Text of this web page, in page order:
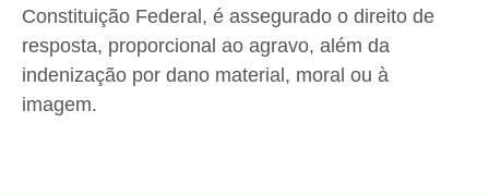
Constituição Federal, é assegurado o direito de
resposta, proporcional ao agravo, além da
indenização por dano material, moral ou à
imagem.